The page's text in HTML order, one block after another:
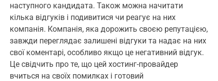
наступного кандидата. Також можна начитати
кілька відгуків і подивитися чи реагує на них
компанія. Компанія, яка дорожить своєю репутацією,
завжди переглядає залишені відгуки та надає на них
свої коментарі, особливо якщо це негативний відгук.
Це свідчить про те, що цей хостинг-провайдер
вчиться на своїх помилках і готовий